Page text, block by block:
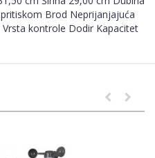
Brod Neprijanjajuća
kontrole Dodir Kapacitet